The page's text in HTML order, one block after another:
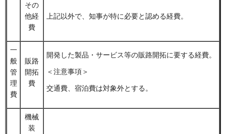
その
他経
費
上記以外で、知事が特に必要と認める経費。
一
般
管
理
費
販路
開拓
費
開発した製品・サービス等の販路開拓に要する経費。
＜注意事項＞
交通費、宿泊費は対象外とする。
機械
装